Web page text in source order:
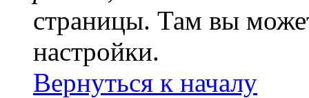
страницы. Там вы
настройки.
Вернуться к началу